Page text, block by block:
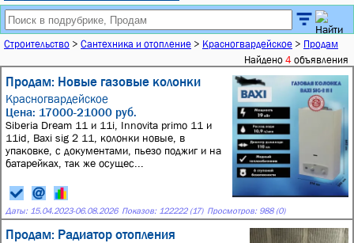
Строительство > Сантехника и отопление > Красногвардейское > Продам
Найдено 4 объявления
Продам: Новые газовые колонки
Красногвардейское
Цена: 17000-21000 руб.
Siberia Dream 11 и 11i, Innovita primo 11 и
11id, Bаxi sig 2 11, колонки новые, в
упаковке, с документами, пьезо поджиг и на
батарейках, так же осущес...
Даты: 15.04.2023-06.08.2026 Показов: 122222 (17) Просмотров: 988 (0)
Продам: Радиатор отопления